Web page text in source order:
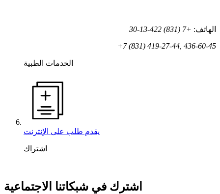
الهاتف: +7 (831) 422-13-30
+7 (831) 419-27-44, 436-60-45
الخدمات الطبية
يقدم طلب على الإنترنت
اشتراك
اشترك في شبكاتنا الاجتماعية